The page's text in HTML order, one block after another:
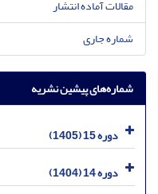
مقالات آماده انتشار
شماره جاری
شماره‌های پیشین نشریه
دوره 15 (1405)
دوره 14 (1404)